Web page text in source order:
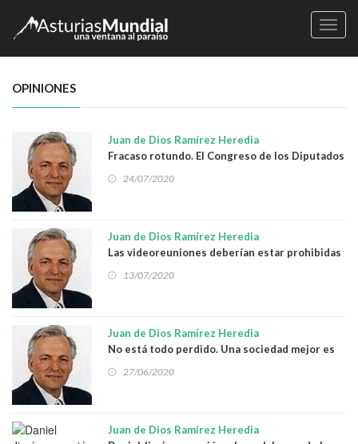
OPINIONES
Juan de Dios Ramírez Heredia
Fracaso rotundo. El Congreso de los Diputados
da la espalda a las políticas sociales
24/07/2020
Juan de Dios Ramírez Heredia
Las videoreuniones deberían estar prohibidas
13/07/2020
Juan de Dios Ramírez Heredia
No está todo perdido. Una sociedad mejor es
posible
27/06/2020
Juan de Dios Ramírez Heredia